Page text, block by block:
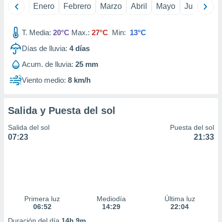
crear un
de la
del
de
Enero Febrero Marzo Abril Mayo Junio
T. Media: 20°C Max.: 27°C Min: 13°C
Días de lluvia: 4días
Acum. de lluvia: 25 mm
Viento medio: 8 km/h
Salida y Puesta del sol
Salida del sol
07:23
Puesta del sol
21:33
Primera luz
06:52
Mediodía
14:29
Última luz
22:04